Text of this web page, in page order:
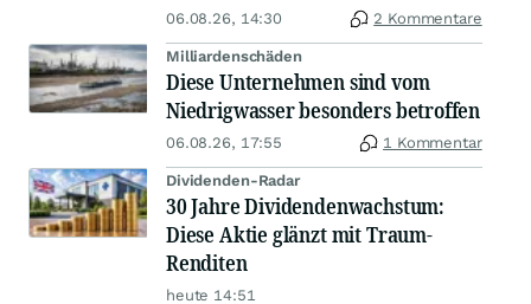
06.08.26, 14:30 2 Kommentare
Milliardenschäden
Diese Unternehmen sind vom
Niedrigwasser besonders betroffen
06.08.26, 17:55 1 Kommentar
Dividenden-Radar
30 Jahre Dividendenwachstum:
Diese Aktie glänzt mit Traum-
Renditen
heute 14:51